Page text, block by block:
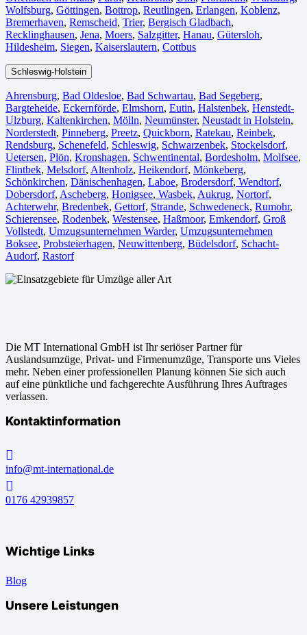
Wolfsburg⁠, Göttingen, Bottrop, Reutlingen, Erlangen⁠, Koblenz,
Bremerhaven⁠, Remscheid, Trier⁠, Bergisch Gladbach,
Recklinghausen, Jena⁠, Moers⁠, Salzgitter⁠, Hanau, Gütersloh,
Hildesheim⁠, Siegen⁠, Kaiserslautern⁠, Cottbus⁠
Schleswig-Holstein
Ahrensburg, Bad Oldesloe, Bad Schwartau, Bad Segeberg,
Bargteheide, Eckernförde, Elmshorn, Eutin, Halstenbek, Henstedt-
Ulzburg, Kaltenkirchen, Mölln, Neumünster, Neustadt in Holstein,
Norderstedt, Pinneberg, Preetz, Quickborn, Ratekau, Reinbek,
Rendsburg, Schenefeld, Schleswig, Schwarzenbek, Stockelsdorf,
Uetersen, Plön, Kronshagen, Schwentinental, Bordesholm, Molfsee,
Flintbek, Melsdorf, Altenholz, Heikendorf, Mönkeberg,
Schönkirchen, Dänischenhagen, Laboe, Brodersdorf, Wendtorf,
Dobersdorf, Ascheberg, Honigsee, Wasbek, Aukrug, Nortorf,
Achterwehr, Bredenbek, Gettorf, Strande, Schwedeneck, Rumohr,
Schierensee, Rodenbek, Westensee, Haßmoor, Emkendorf, Groß
Vollstedt, Umzugsunternehmen Warder, Umzugsunternehmen
Boksee, Probsteierhagen, Neuwittenberg, Büdelsdorf, Schacht-
Audorf, Rastorf
Die MT International GmbH ist Ihr seriöser Partner für
Auslandsumzüge, Privat- und Firmenumzüge, Transporte uns Vieles
mehr. Neben einer professionellen Planung können Sie sich auch
auf eine pünktliche und fachgerechte Ausführung Ihres Auftrages
verlassen.
Kontaktinformation
info@mt-international.de
0176 42939857
Wichtige Links
Blog
Unsere Leistungen